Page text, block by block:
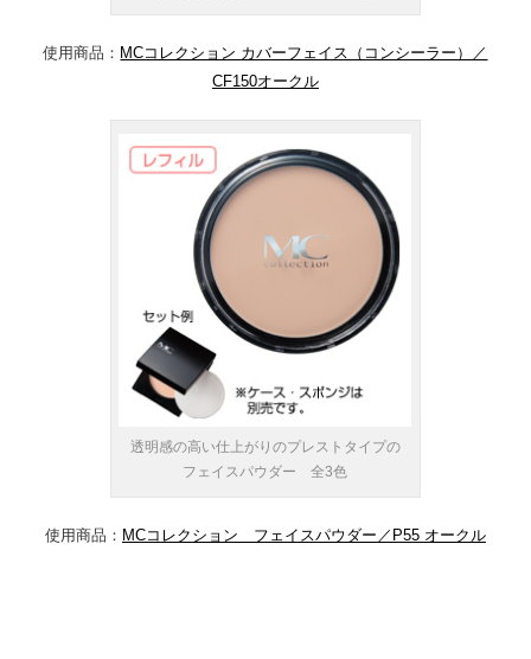
使用商品： MCコレクション カバーフェイス（コンシーラー）／
CF150オークル
透明感の高い仕上がりのプレストタイプの
フェイスパウダー 全3色
使用商品： MCコレクション フェイスパウダー／P55 オークル